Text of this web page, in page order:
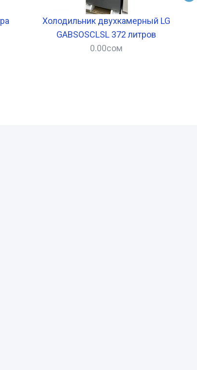
Холодильник двухкамерный LG
GABSOSCLSL 372 литров
0.00сом